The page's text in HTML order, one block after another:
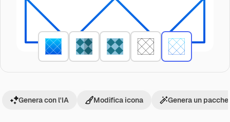
Genera con l'IA Modifica icona Genera un